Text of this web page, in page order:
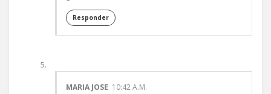
Responder
MARIA JOSE 10:42 A.M.